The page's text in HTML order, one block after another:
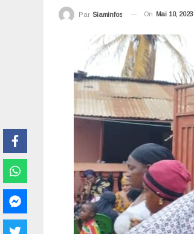
Par Siaminfos On Mai 10, 2023